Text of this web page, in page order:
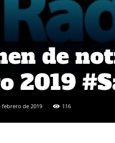
de
2019
febrero de 2019 116